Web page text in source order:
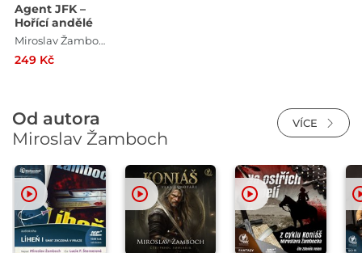
Agent JFK –
Hořící andělé
Miroslav Žamboch
249 Kč
Od autora
Miroslav Žamboch
VÍCE